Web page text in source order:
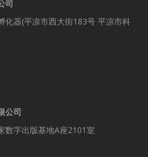
司
化器(平凉市西大街183号 平凉市科
公司
数字出版基地A座2101室